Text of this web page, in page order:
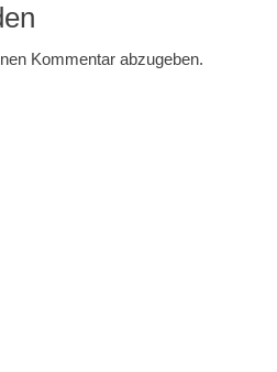
Kommentar abzugeben.